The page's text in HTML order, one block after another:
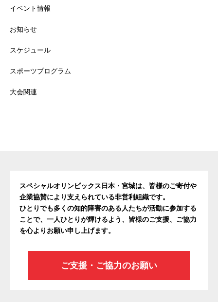
イベント情報
お知らせ
スケジュール
スポーツプログラム
大会関連
スペシャルオリンピックス日本・宮城は、皆様のご寄付や
企業協賛により支えられている非営利組織です。
ひとりでも多くの知的障害のある人たちが活動に参加する
ことで、一人ひとりが輝けるよう、皆様のご支援、ご協力
を心よりお願い申し上げます。
ご支援・ご協力のお願い